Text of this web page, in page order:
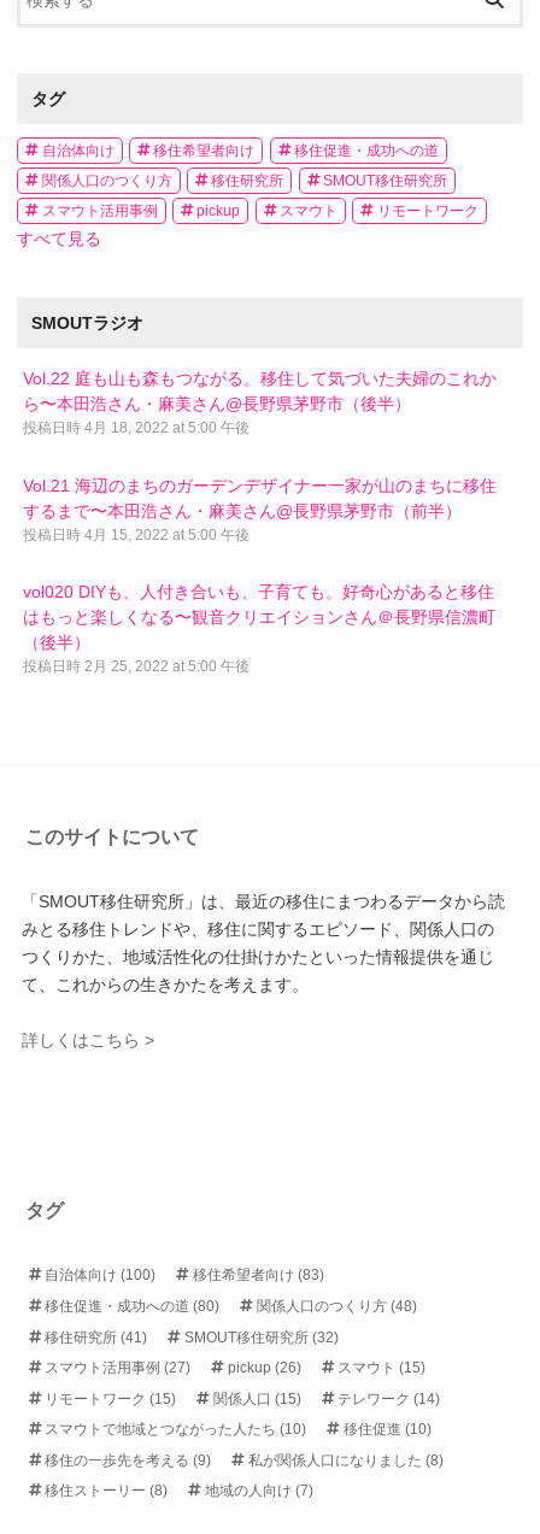
タグ
自治体向け 移住希望者向け
移住促進・成功への道
関係人口のつくり方
移住研究所
SMOUT移住研究所
スマウト活用事例
pickup スマウト リモートワーク
すべて見る
SMOUTラジオ
Vol.22 庭も山も森もつながる。移住して気づいた夫婦のこれか
ら〜本田浩さん・麻美さん@長野県茅野市（後半）
投稿日時 4月 18, 2022 at 5:00 午後
Vol.21 海辺のまちのガーデンデザイナー一家が山のまちに移住
するまで〜本田浩さん・麻美さん@長野県茅野市（前半）
投稿日時 4月 15, 2022 at 5:00 午後
vol020 DIYも、人付き合いも、子育ても。好奇心があると移住
はもっと楽しくなる〜観音クリエイションさん＠長野県信濃町
（後半）
投稿日時 2月 25, 2022 at 5:00 午後
このサイトについて
「SMOUT移住研究所」は、最近の移住にまつわるデータから読
みとる移住トレンドや、移住に関するエピソード、関係人口の
つくりかた、地域活性化の仕掛けかたといった情報提供を通じ
て、これからの生きかたを考えます。
詳しくはこちら >
タグ
自治体向け(100) 移住希望者向け (83)
移住促進・成功への道(80) 関係人口のつくり方 (48)
移住研究所(41) SMOUT移住研究所 (32)
スマウト活用事例(27) pickup (26) スマウト(15)
リモートワーク(15) 関係人口 (15) テレワーク(14)
スマウトで地域とつながった人たち(10) 移住促進 (10)
移住の一歩先を考える(9) 私が関係人口になりました (8)
移住ストーリー(8) 地域の人向け (7)